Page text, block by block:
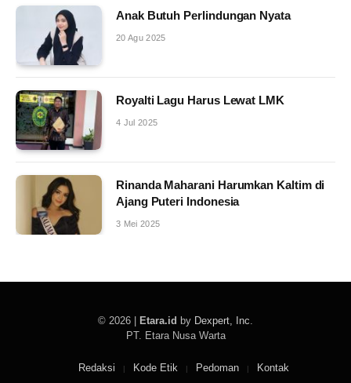
Anak Butuh Perlindungan Nyata
20 Agu 2025
Royalti Lagu Harus Lewat LMK
4 Jul 2025
Rinanda Maharani Harumkan Kaltim di
Ajang Puteri Indonesia
3 Mei 2025
© 2026 | Etara.id by Dexpert, Inc
PT. Etara Nusa Warta
Redaksi Kode Etik Pedoman Kontak